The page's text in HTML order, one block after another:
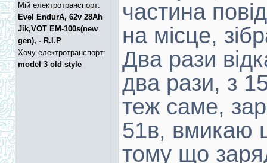
Мій електротранспорт:
Evel EndurA, 62v 28Ah
Jik,VOT EM-100s(new
gen), - R.I.P
Хочу електротранспорт:
model 3 old style
частина
на місце,
Два рази
два рази, з
теж саме,
51в, вмикаю
тому що